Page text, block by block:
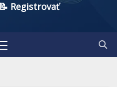
Registrovať